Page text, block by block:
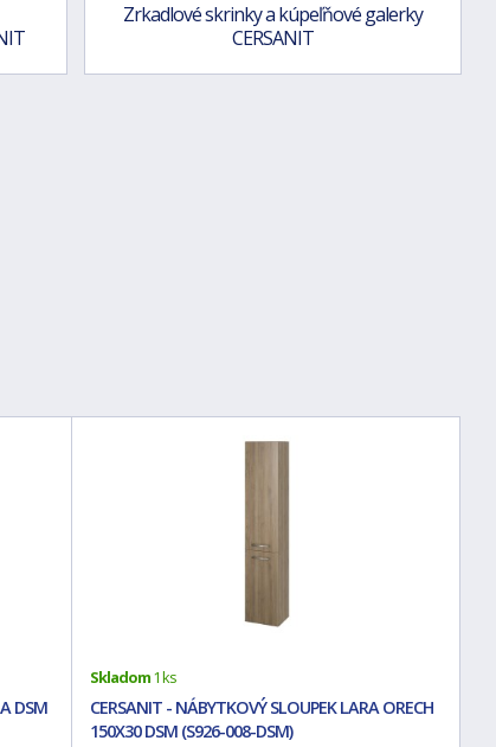
Zrkadlové skrinky a kúpeľňové galerky
CERSANIT
DSM
Skladom1 ks
CERSANIT - NÁBYTKOVÝ SLOUPEK LARA ORECH
150X30 DSM (S926-008-DSM)